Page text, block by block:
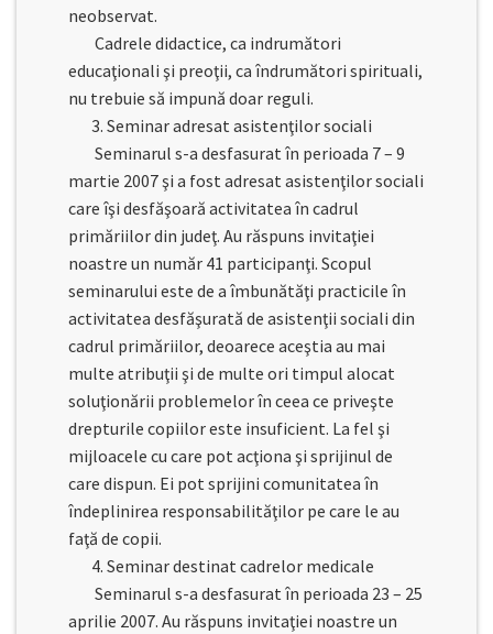
neobservat.
Cadrele didactice, ca indrumători
educaţionali şi preoţii, ca îndrumători spirituali,
nu trebuie să impună doar reguli.
3. Seminar adresat asistenţilor sociali
Seminarul s-a desfasurat în perioada 7 – 9
martie 2007 şi a fost adresat asistenţilor sociali
care îşi desfăşoară activitatea în cadrul
primăriilor din judeţ. Au răspuns invitaţiei
noastre un număr 41 participanţi. Scopul
seminarului este de a îmbunătăţi practicile în
activitatea desfăşurată de asistenţii sociali din
cadrul primăriilor, deoarece aceştia au mai
multe atribuţii şi de multe ori timpul alocat
soluţionării problemelor în ceea ce priveşte
drepturile copiilor este insuficient. La fel şi
mijloacele cu care pot acţiona şi sprijinul de
care dispun. Ei pot sprijini comunitatea în
îndeplinirea responsabilităţilor pe care le au
faţă de copii.
4. Seminar destinat cadrelor medicale
Seminarul s-a desfasurat în perioada 23 – 25
aprilie 2007. Au răspuns invitaţiei noastre un